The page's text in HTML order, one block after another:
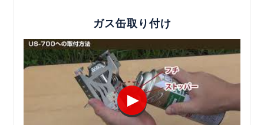
ガス缶取り付け